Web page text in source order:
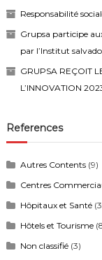
Responsabilité
Grupsa participe
par l’Institut
GRUPSA REÇOIT
L’INNOVATION
References
Autres Contents(9)
Centres
Hôpitaux et Santé
Hôtels et Tourisme
Non classifié(3)